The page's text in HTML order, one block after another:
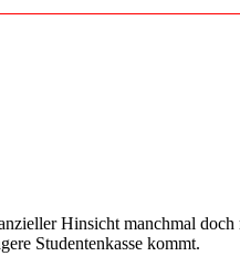
Hinsicht manchmal
Studentenkasse kommt.